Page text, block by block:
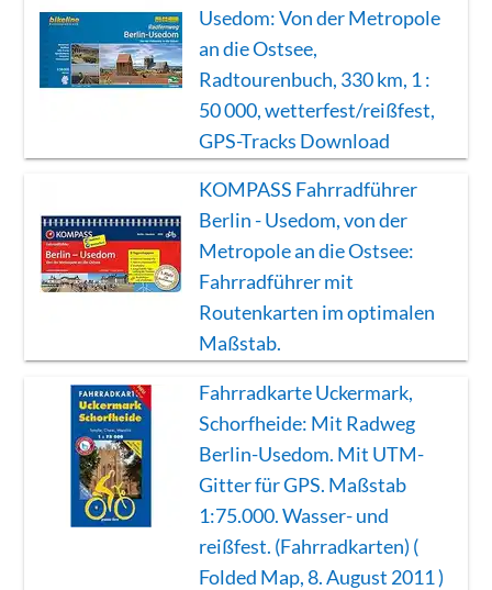
Usedom: Von der Metropole
an die Ostsee,
Radtourenbuch, 330 km, 1 :
50 000, wetterfest/reißfest,
GPS-Tracks Download
KOMPASS Fahrradführer
Berlin - Usedom, von der
Metropole an die Ostsee:
Fahrradführer mit
Routenkarten im optimalen
Maßstab.
Fahrradkarte Uckermark,
Schorfheide: Mit Radweg
Berlin-Usedom. Mit UTM-
Gitter für GPS. Maßstab
1:75.000. Wasser- und
reißfest. (Fahrradkarten) (
Folded Map, 8. August 2011 )